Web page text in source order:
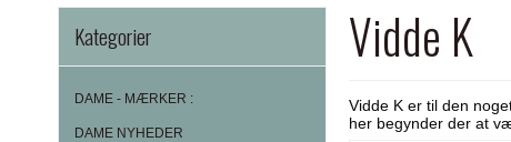
Kategorier
DAME - MÆRKER :
DAME NYHEDER
Vidde K
Vidde K er til den
her begynder der at